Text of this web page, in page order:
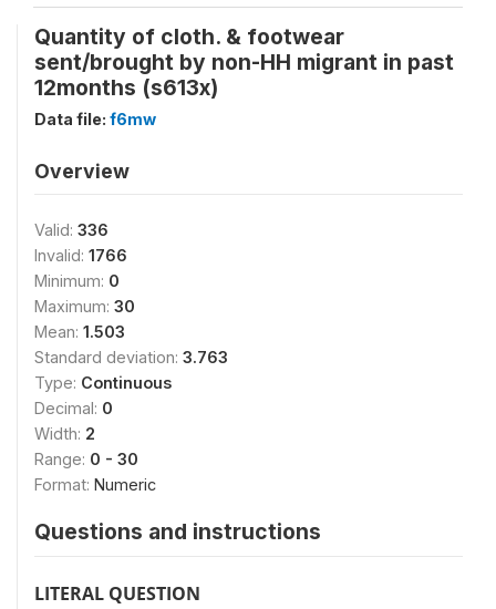
Quantity of cloth. & footwear
sent/brought by non-HH migrant in past
12months (s613x)
Data file: f6mw
Overview
Valid: 336
Invalid: 1766
Minimum: 0
Maximum: 30
Mean: 1.503
Standard deviation: 3.763
Type: Continuous
Decimal: 0
Width: 2
Range: 0 - 30
Format: Numeric
Questions and instructions
LITERAL QUESTION